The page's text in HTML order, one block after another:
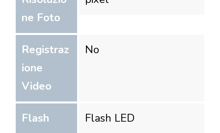
ne Foto
Registraz
ione
Video
No
Flash Flash LED